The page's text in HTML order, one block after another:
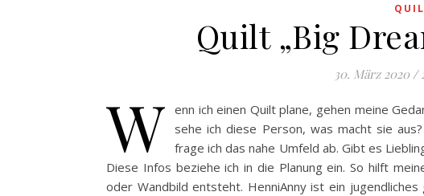
Quilt „Big
30. März 2020 /
W enn ich einen Quilt plane, gehen meine
sehe ich diese Person, was macht sie
frage ich das nahe Umfeld ab. Gibt es
Diese Infos beziehe ich in die Planung ein. So hilft
oder Wandbild entsteht. HenniAnny ist ein